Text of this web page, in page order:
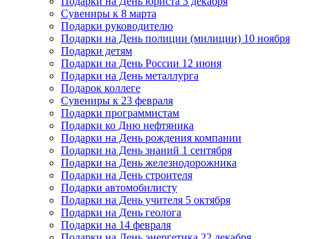
Сувениры к 8 марта
Подарки руководителю
Подарки на День полиции (милиции) 10 ноября
Подарки детям
Подарки на День России 12 июня
Подарки на День металлурга
Подарок коллеге
Сувениры к 23 февраля
Подарки программистам
Подарки ко Дню нефтяника
Подарки на День рождения компании
Подарки на День знаний 1 сентября
Подарки на День железнодорожника
Подарки на День строителя
Подарки автомобилисту
Подарки на День учителя 5 октября
Подарки на День геолога
Подарки на 14 февраля